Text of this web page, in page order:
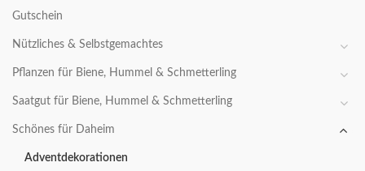
Gutschein
Nützliches & Selbstgemachtes
Pflanzen für Biene, Hummel & Schmetterling
Saatgut für Biene, Hummel & Schmetterling
Schönes für Daheim
Adventdekorationen